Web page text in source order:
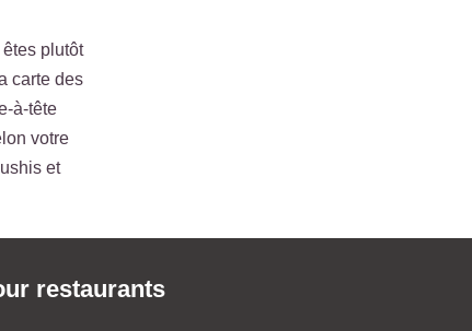
plutôt
carte des
à-tête
votre
et
restaurants